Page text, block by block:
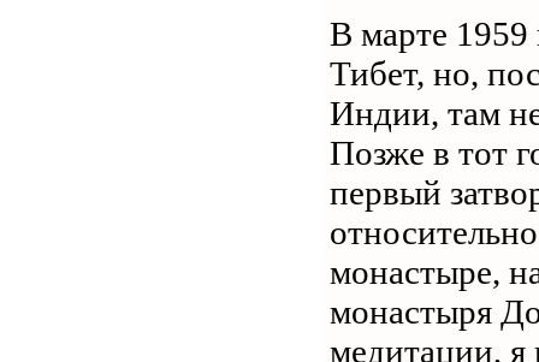
В марте 1959
Тибет, но,
Индии, там
Позже в тот
первый
монастыре,
монастыря
медитации, я